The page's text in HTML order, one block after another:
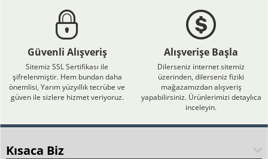
Güvenli Alışveriş
Sitemiz SSL Sertifikası ile
şifrelenmiştir. Hem bundan daha
önemlisi, Yarım yüzyıllık tecrübe ve
güven ile sizlere hizmet veriyoruz.
Alışverişe Başla
Dilerseniz internet sitemiz
üzerinden, dilerseniz fiziki
mağazamızdan alışveriş
yapabilirsiniz. Ürünlerimizi detaylıca
inceleyin.
Kısaca Biz